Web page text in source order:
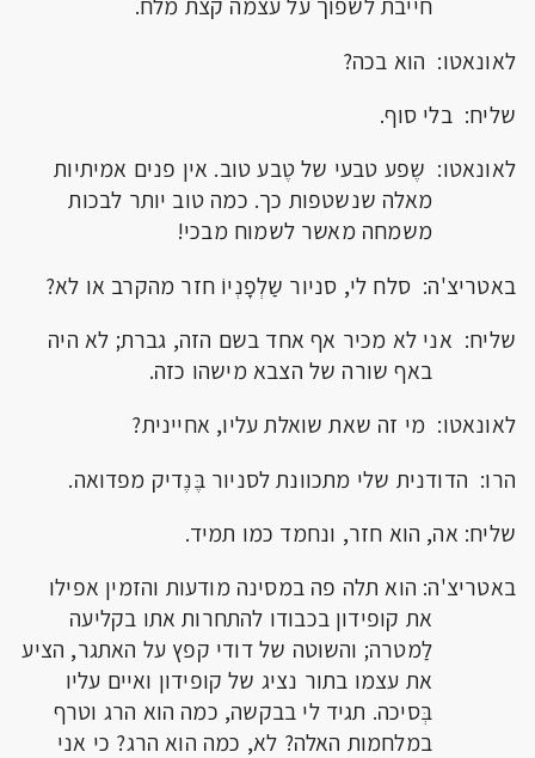
לאונאטו: הוא בכה?
שליח: בלי סוף.
לאונאטו: שֶפע טבעי של טֶבע טוב. אין פנים אמיתיות
מאלה שנשטפות כך. כמה טוב יותר לבכות
משמחה מאשר לשמוח מבכי!
באטריצ'ה: סלח לי, סניור שַלְפָנְיוֹ חזר מהקרב או לא?
שליח: אני לא מכיר אף אחד בשם הזה, גברת; לא היה
באף שורה של הצבא מישהו כזה.
לאונאטו: מי זה שאת שואלת עליו, אחיינית?
הרו: הדודנית שלי מתכוונת לסניור בֶּנֶדיק מפדואה.
שליח: אה, הוא חזר, ונחמד כמו תמיד.
באטריצ'ה: הוא תלה פה במסינה מודעות והזמין אפילו
את קופידון בכבודו להתחרות אתו בקליעה
לַמטרה; והשוטה של דודי קפץ על האתגר, הציע
את עצמו בתור נציג של קופידון ואיים עליו
בְּסיכה. תגיד לי בבקשה, כמה הוא הרג וטרף
במלחמות האלה? לא, כמה הוא הרג? כי אני